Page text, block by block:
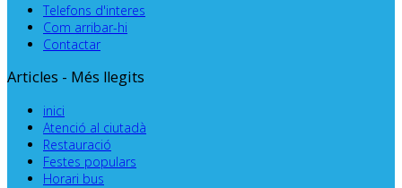
Telefons d'interes
Com arribar-hi
Contactar
Articles - Més llegits
inici
Atenció al ciutadà
Restauració
Festes populars
Horari bus